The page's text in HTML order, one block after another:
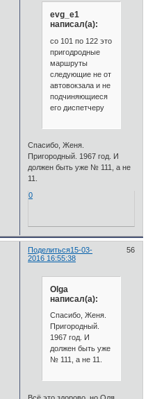
evg_e1
написал(а):
со 101 по 122 это
пригодродные
маршруты
следующие не от
автовокзала и не
подчиняющиеся
его диспетчеру
Спасибо, Женя.
Пригородный. 1967 год. И
должен быть уже № 111, а не
11.
0
Поделиться 56
15-03-
2016 16:55:38
Olga
написал(а):
Спасибо, Женя.
Пригородный.
1967 год. И
должен быть уже
№ 111, а не 11.
Всё это здорово, но Оля,